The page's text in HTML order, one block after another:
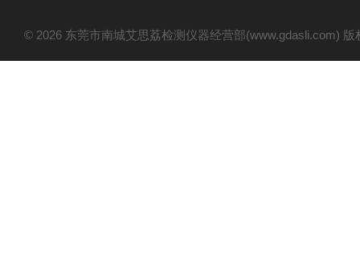
© 2026 东莞市南城艾思荔检测仪器经营部(www.gdasli.com)